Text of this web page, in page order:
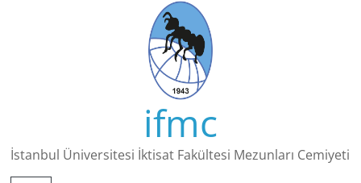
ifmc
İstanbul Üniversitesi İktisat Fakültesi Mezunları Cemiyeti